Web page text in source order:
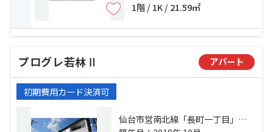
1階 / 1K / 21.59㎡
プログレ若林Ⅱ アパート
初期費用カード決済可
仙台市営南北線「長町一丁目」